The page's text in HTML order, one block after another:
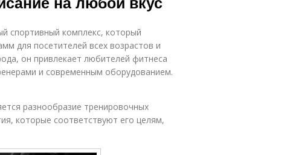
спортивный комплекс, который
для посетителей всех возрастов и
он привлекает любителей фитнеса
и современным оборудованием.
разнообразие тренировочных
которые соответствуют его целям,